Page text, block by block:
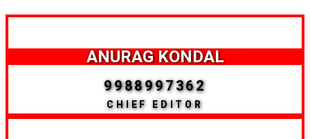
ANURAG KONDAL
9988997362
CHIEF EDITOR